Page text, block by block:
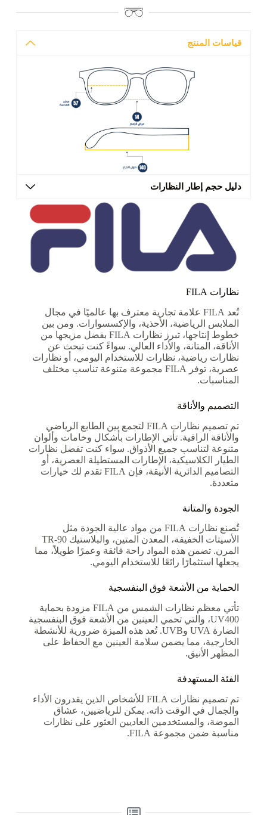
قياسات المنتج
دليل حجم إطار النظارات
نظارات FILA
تُعد FILA علامة تجارية معترف بها عالميًا في مجال
الملابس الرياضية، الأحذية، والإكسسوارات. ومن بين
خطوط إنتاجها، تبرز نظارات FILA بفضل مزيجها من
الأناقة، المتانة، والأداء العالي. سواءً كنت تبحث عن
نظارات رياضية، نظارات للاستخدام اليومي، أو نظارات
عصرية، توفر FILA مجموعة متنوعة تناسب مختلف
المناسبات.
التصميم والأناقة
تم تصميم نظارات FILA لتجمع بين الطابع الرياضي
والأناقة الراقية. تأتي الإطارات بأشكال وخامات وألوان
متنوعة لتناسب جميع الأذواق. سواء كنت تفضل نظارات
الطيار الكلاسيكية، الإطارات المستطيلة العصرية، أو
التصاميم الدائرية الأنيقة، فإن FILA تقدم لك خيارات
متعددة.
الجودة والمتانة
تُصنع نظارات FILA من مواد عالية الجودة مثل
الأسيتات الخفيفة، المعدن المتين، والبلاستيك TR-90
المرن. تضمن هذه المواد راحة فائقة وعمرًا طويلاً، مما
يجعلها استثمارًا رائعًا للاستخدام اليومي.
الحماية من الأشعة فوق البنفسجية
تأتي معظم نظارات الشمس من FILA مزودة بحماية
UV400، والتي تحمي العينين من الأشعة فوق البنفسجية
الضارة UVA وUVB. تُعد هذه الميزة ضرورية للأنشطة
الخارجية، مما يضمن سلامة العينين مع الحفاظ على
المظهر الأنيق.
الفئة المستهدفة
تم تصميم نظارات FILA للأشخاص الذين يقدرون الأداء
والجمال في الوقت ذاته. يمكن للرياضيين، عشاق
الموضة، والمستخدمين العاديين العثور على نظارات
مناسبة ضمن مجموعة FILA.